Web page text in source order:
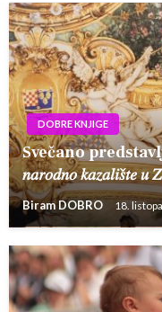
DOBRE KNJIGE
Svečano
𝑛𝑎𝑟𝑜𝑑𝑛𝑜 𝑘𝑎𝑧𝑎𝑙𝑖𝑠̌𝑡𝑒 𝑢
Biram DOBRO 18.